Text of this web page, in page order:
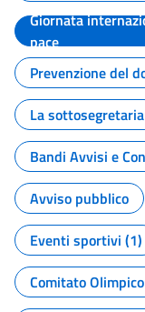
Giornata
pace
Prevenzione del
La sottosegretaria
Bandi Avvisi e
Avviso pubblico
Eventi sportivi (1)
Comitato